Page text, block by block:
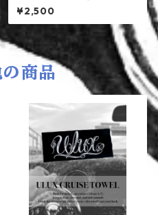
¥2,500
商品